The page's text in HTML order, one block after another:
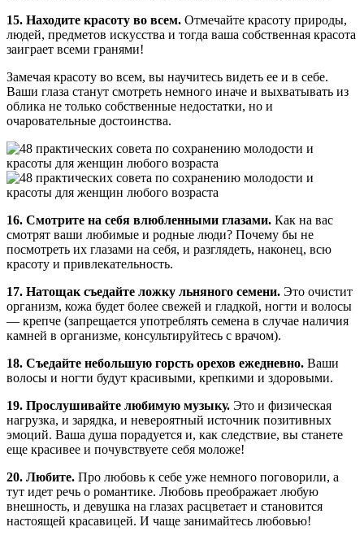
15. Находите красоту во всем. Отмечайте красоту природы,
людей, предметов искусства и тогда ваша собственная красота
заиграет всеми гранями!
Замечая красоту во всем, вы научитесь видеть ее и в себе.
Ваши глаза станут смотреть немного иначе и выхватывать из
облика не только собственные недостатки, но и
очаровательные достоинства.
16. Смотрите на себя влюбленными глазами. Как на вас
смотрят ваши любимые и родные люди? Почему бы не
посмотреть их глазами на себя, и разглядеть, наконец, всю
красоту и привлекательность.
17. Натощак съедайте ложку льняного семени. Это очистит
организм, кожа будет более свежей и гладкой, ногти и волосы
— крепче (запрещается употреблять семена в случае наличия
камней в организме, консультируйтесь с врачом).
18. Съедайте небольшую горсть орехов ежедневно. Ваши
волосы и ногти будут красивыми, крепкими и здоровыми.
19. Прослушивайте любимую музыку. Это и физическая
нагрузка, и зарядка, и невероятный источник позитивных
эмоций. Ваша душа порадуется и, как следствие, вы станете
еще красивее и почувствуете себя моложе!
20. Любите. Про любовь к себе уже немного поговорили, а
тут идет речь о романтике. Любовь преображает любую
внешность, и девушка на глазах расцветает и становится
настоящей красавицей. И чаще занимайтесь любовью!